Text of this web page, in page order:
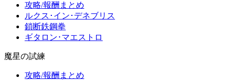
攻略/報酬まとめ
ルクス･イン･デネブリス
鎖断鉄鋼拳
ギタロン･マエストロ
魔星の試練
攻略/報酬まとめ